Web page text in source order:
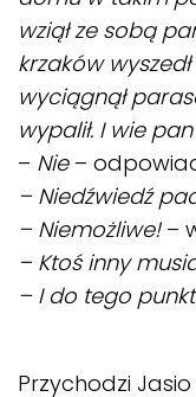
wziął ze sobą
krzaków
wyciągnął
wypalił. I wie
– Nie–
– Niedźwiedź
– Niemożliwe!–
– Ktoś inny
– I do tego
Przychodzi